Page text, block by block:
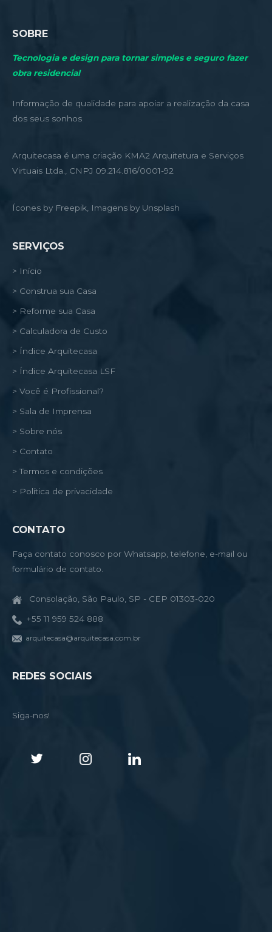
SOBRE
Tecnologia e design para tornar simples e seguro fazer
obra residencial
Informação de qualidade para apoiar a realização da casa
dos seus sonhos
Arquitecasa é uma criação KMA2 Arquitetura e Serviços
Virtuais Ltda., CNPJ 09.214.816/0001-92
Ícones by Freepik, Imagens by Unsplash
SERVIÇOS
> Início
> Construa sua Casa
> Reforme sua Casa
> Calculadora de Custo
> Índice Arquitecasa
> Índice Arquitecasa LSF
> Você é Profissional?
> Sala de Imprensa
> Sobre nós
> Contato
> Termos e condições
> Política de privacidade
CONTATO
Faça contato conosco por Whatsapp, telefone, e-mail ou
formulário de contato.
Consolação, São Paulo, SP - CEP 01303-020
+55 11 959 524 888
arquitecasa@arquitecasa.com.br
REDES SOCIAIS
Siga-nos!